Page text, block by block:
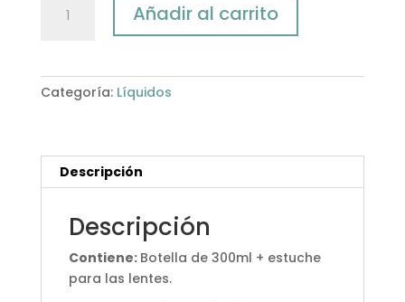
Añadir al carrito
Categoría: Líquidos
Descripción
Descripción
Contiene: Botella de 300ml + estuche
para las lentes.